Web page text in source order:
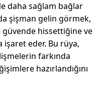
daha sağlam bağlar
şişman gelin görmek,
hissettiğine ve
eder. Bu rüya,
farkında
hazırlandığını